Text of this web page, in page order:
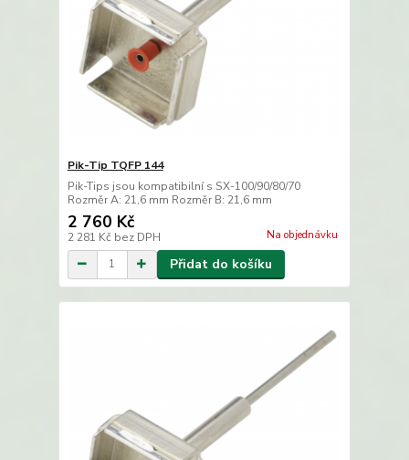
Pik-Tip TQFP 144
Pik-Tips jsou kompatibilní s SX-100/90/80/70
Rozměr A: 21,6 mm Rozměr B: 21,6 mm
2 760 Kč
2 281 Kč bez DPH Na objednávku
Přidat do košíku